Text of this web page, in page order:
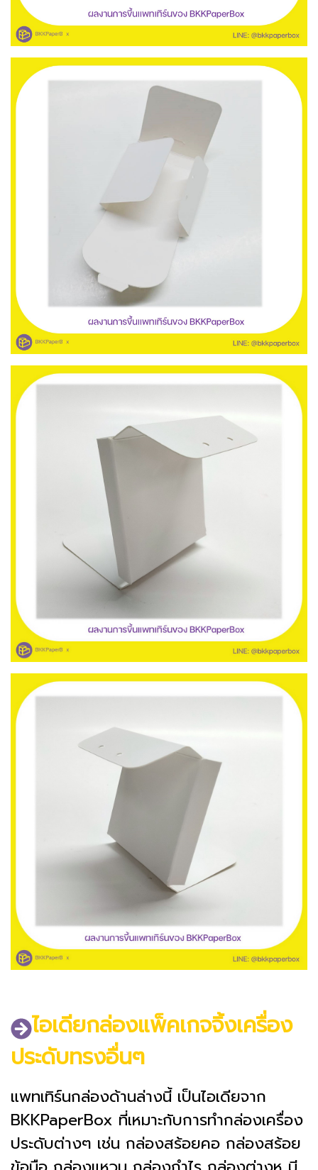
ไอเดียกล่องแพ็คเกจจิ้งเครื่อง
ประดับทรงอื่นๆ
แพทเทิร์นกล่องด้านล่างนี้ เป็นไอเดียจาก
BKKPaperBox ที่เหมาะกับการทำกล่องเครื่อง
ประดับต่างๆ เช่น กล่องสร้อยคอ กล่องสร้อย